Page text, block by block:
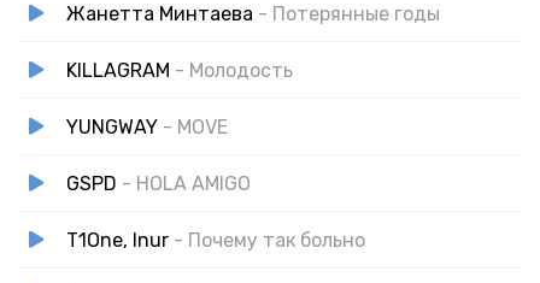
Жанетта Минтаева - Потерянные годы
KILLAGRAM - Молодость
YUNGWAY - MOVE
GSPD - HOLA AMIGO
T1One, Inur - Почему так больно